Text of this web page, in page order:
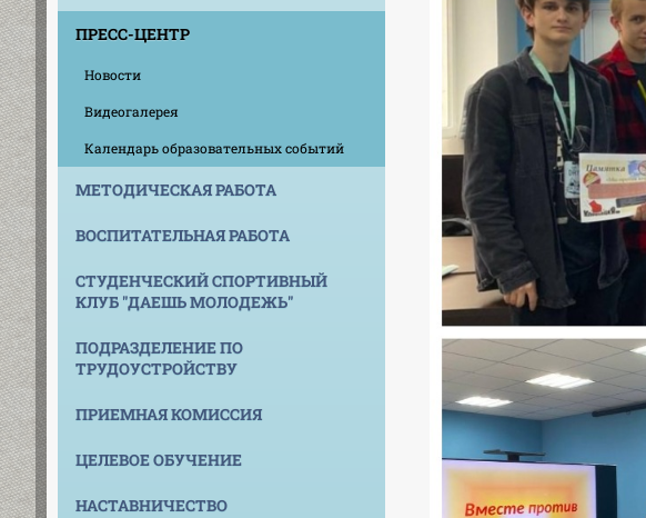
ПРЕСС-ЦЕНТР
Новости
Видеогалерея
Календарь образовательных событий
МЕТОДИЧЕСКАЯ РАБОТА
ВОСПИТАТЕЛЬНАЯ РАБОТА
СТУДЕНЧЕСКИЙ СПОРТИВНЫЙ
КЛУБ "ДАЕШЬ МОЛОДЕЖЬ"
ПОДРАЗДЕЛЕНИЕ ПО
ТРУДОУСТРОЙСТВУ
ПРИЕМНАЯ КОМИССИЯ
ЦЕЛЕВОЕ ОБУЧЕНИЕ
НАСТАВНИЧЕСТВО